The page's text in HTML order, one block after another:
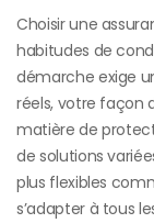
Choisir une
habitudes de
démarche exige
réels, votre façon
matière de
de solutions
plus flexibles
s’adapter à tous